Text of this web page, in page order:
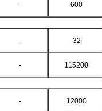
- 600
- 32
- 115200
- 12000